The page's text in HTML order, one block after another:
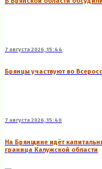
7 августа 2026, 15:44
Брянцы участвуют во
7 августа 2026, 15:40
На Брянщине идёт
граница Калужской области